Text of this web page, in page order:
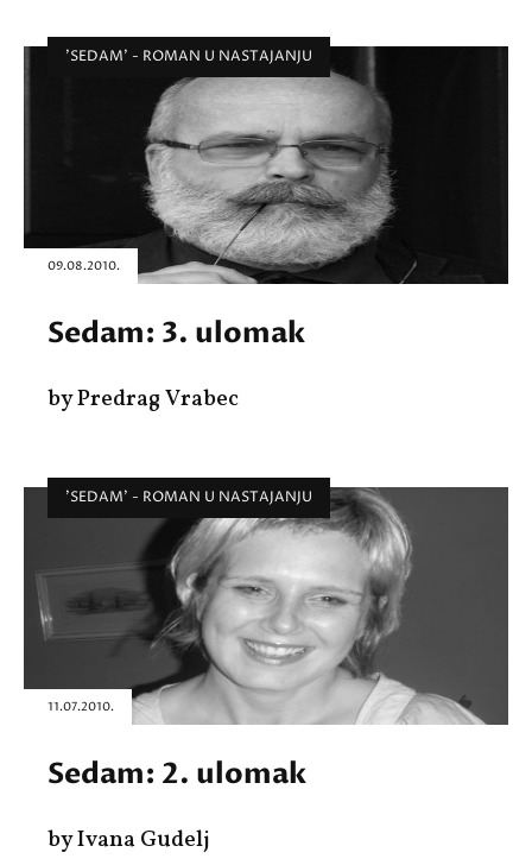
'SEDAM' - ROMAN U NASTAJANJU
09.08.2010.
Sedam: 3. ulomak
by Predrag Vrabec
'SEDAM' - ROMAN U NASTAJANJU
11.07.2010.
Sedam: 2. ulomak
by Ivana Gudelj